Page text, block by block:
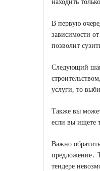
находить
В первую
зависимости
позволит
Следующий шаг
услуги, то
Также вы
если вы ищете
Важно
предложение․
тендере